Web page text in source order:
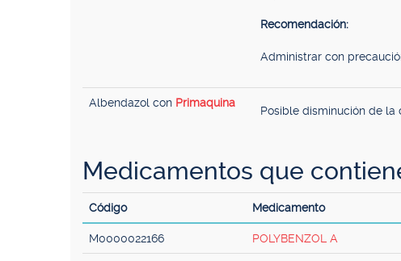
Recomendación:
Administrar con
Albendazol con Primaquina
Posible disminución de la
Medicamentos que
Código Medicamento
M0000022166 POLYBENZOL A